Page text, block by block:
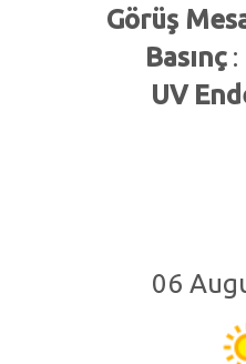
Görüş
Basınç:
UV
06